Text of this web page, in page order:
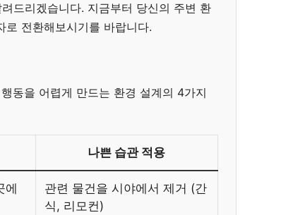
드리겠습니다. 지금부터 당신의 주변 환
전환해보시기를 바랍니다.
동을 어렵게 만드는 환경 설계의 4가지
나쁜 습관 적용
에
관련 물건을 시야에서 제거 (간
식, 리모컨)